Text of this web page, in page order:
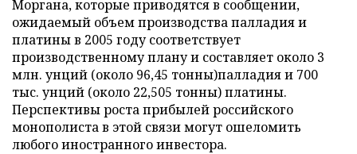
Моргана, которые приводятся в сообщении,
ожидаемый объем производства палладия и
платины в 2005 году соответствует
производственному плану и составляет около 3
млн. унций (около 96,45 тонны)палладия и 700
тыс. унций (около 22,505 тонны) платины.
Перспективы роста прибылей российского
монополиста в этой связи могут ошеломить
любого иностранного инвестора.